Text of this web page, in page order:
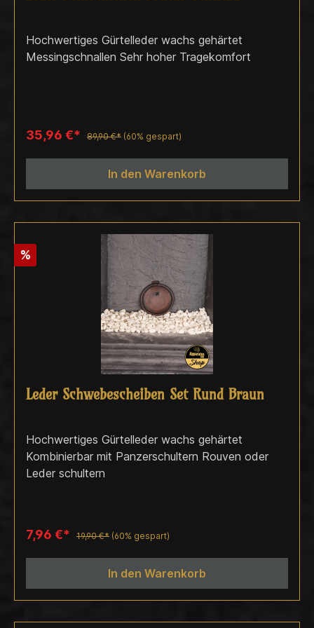
Hochwertiges Gürtelleder wachs gehärtet
Messingschnallen Sehr hoher Tragekomfort
35,96 €* 89,90 €* (60% gespart)
In den Warenkorb
%
Leder Schwebescheiben Set Rund Braun
Hochwertiges Gürtelleder wachs gehärtet
Kombinierbar mit Panzerschultern Rouven oder
Leder schultern
7,96 €* 19,90 €* (60% gespart)
In den Warenkorb